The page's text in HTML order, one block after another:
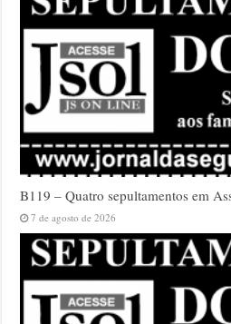
B119 – Quatro sepultamentos em
7 de agosto de 2026